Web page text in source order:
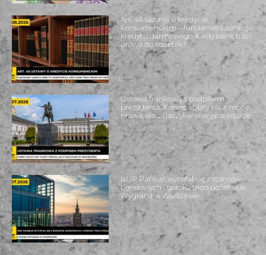
Art. 45 ustawy o kredycie
konsumenckim – fundament sankcji
kredytu darmowego. Kiedy bank traci
prawo do odsetek?
Ustawa frankowa z podpisem
prezydenta. Koniec spłaty rat z mocy
prawa, ale z haczykami w procedurze
BNP Paribas wycofał się z rozmów
ugodowych i gorzko tego pożałował.
Wygrana w Warszawie.